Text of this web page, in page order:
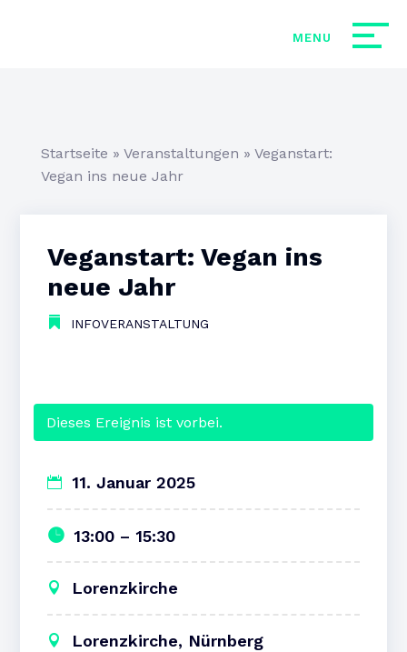
Startseite » Veranstaltungen » Veganstart:
Vegan ins neue Jahr
Veganstart: Vegan ins
neue Jahr
INFOVERANSTALTUNG
Dieses Ereignis ist vorbei.
11. Januar 2025
13:00 – 15:30
Lorenzkirche
Lorenzkirche, Nürnberg